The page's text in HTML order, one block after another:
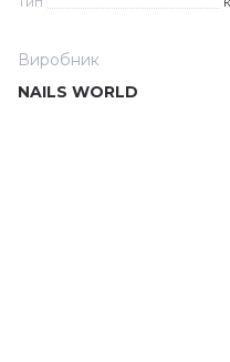
Виробник
NAILS WORLD